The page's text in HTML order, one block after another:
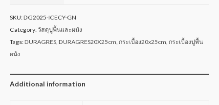
SKU:DG2025-ICECY-GN
Category:วัสดุปูพื้นและผนัง
Tags:DURAGRES DURAGRES20X25cm กระเบื้อง20x25cm กระเบื้องปูพื้น
ผนัง
Additional information